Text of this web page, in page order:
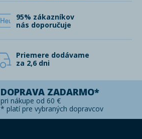
95% zákazníkov
nás doporučuje
Priemere dodávame
za 2,6 dni
DOPRAVA ZADARMO*
pri nákupe od 60 €
* platí pre vybraných dopravcov